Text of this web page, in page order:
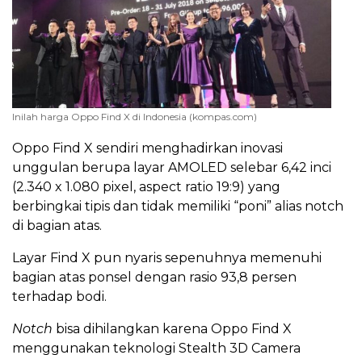
Inilah harga Oppo Find X di Indonesia (kompas.com)
Oppo Find X sendiri menghadirkan inovasi
unggulan berupa layar AMOLED selebar 6,42 inci
(2.340 x 1.080 pixel, aspect ratio 19:9) yang
berbingkai tipis dan tidak memiliki “poni” alias notch
di bagian atas.
Layar Find X pun nyaris sepenuhnya memenuhi
bagian atas ponsel dengan rasio 93,8 persen
terhadap bodi.
Notch bisa dihilangkan karena Oppo Find X
menggunakan teknologi Stealth 3D Camera